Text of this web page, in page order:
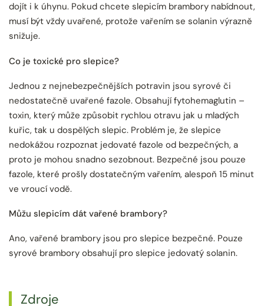
dojít i k úhynu. Pokud chcete slepicím brambory nabídnout,
musí být vždy uvařené, protože vařením se solanin výrazně
snižuje.
Co je toxické pro slepice?
Jednou z nejnebezpečnějších potravin jsou syrové či
nedostatečně uvařené fazole. Obsahují fytohemaglutin –
toxin, který může způsobit rychlou otravu jak u mladých
kuřic, tak u dospělých slepic. Problém je, že slepice
nedokážou rozpoznat jedovaté fazole od bezpečných, a
proto je mohou snadno sezobnout. Bezpečné jsou pouze
fazole, které prošly dostatečným vařením, alespoň 15 minut
ve vroucí vodě.
Můžu slepicím dát vařené brambory?
Ano, vařené brambory jsou pro slepice bezpečné. Pouze
syrové brambory obsahují pro slepice jedovatý solanin.
Zdroje